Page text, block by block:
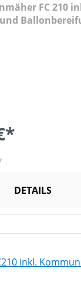
FC 210
DETAILS